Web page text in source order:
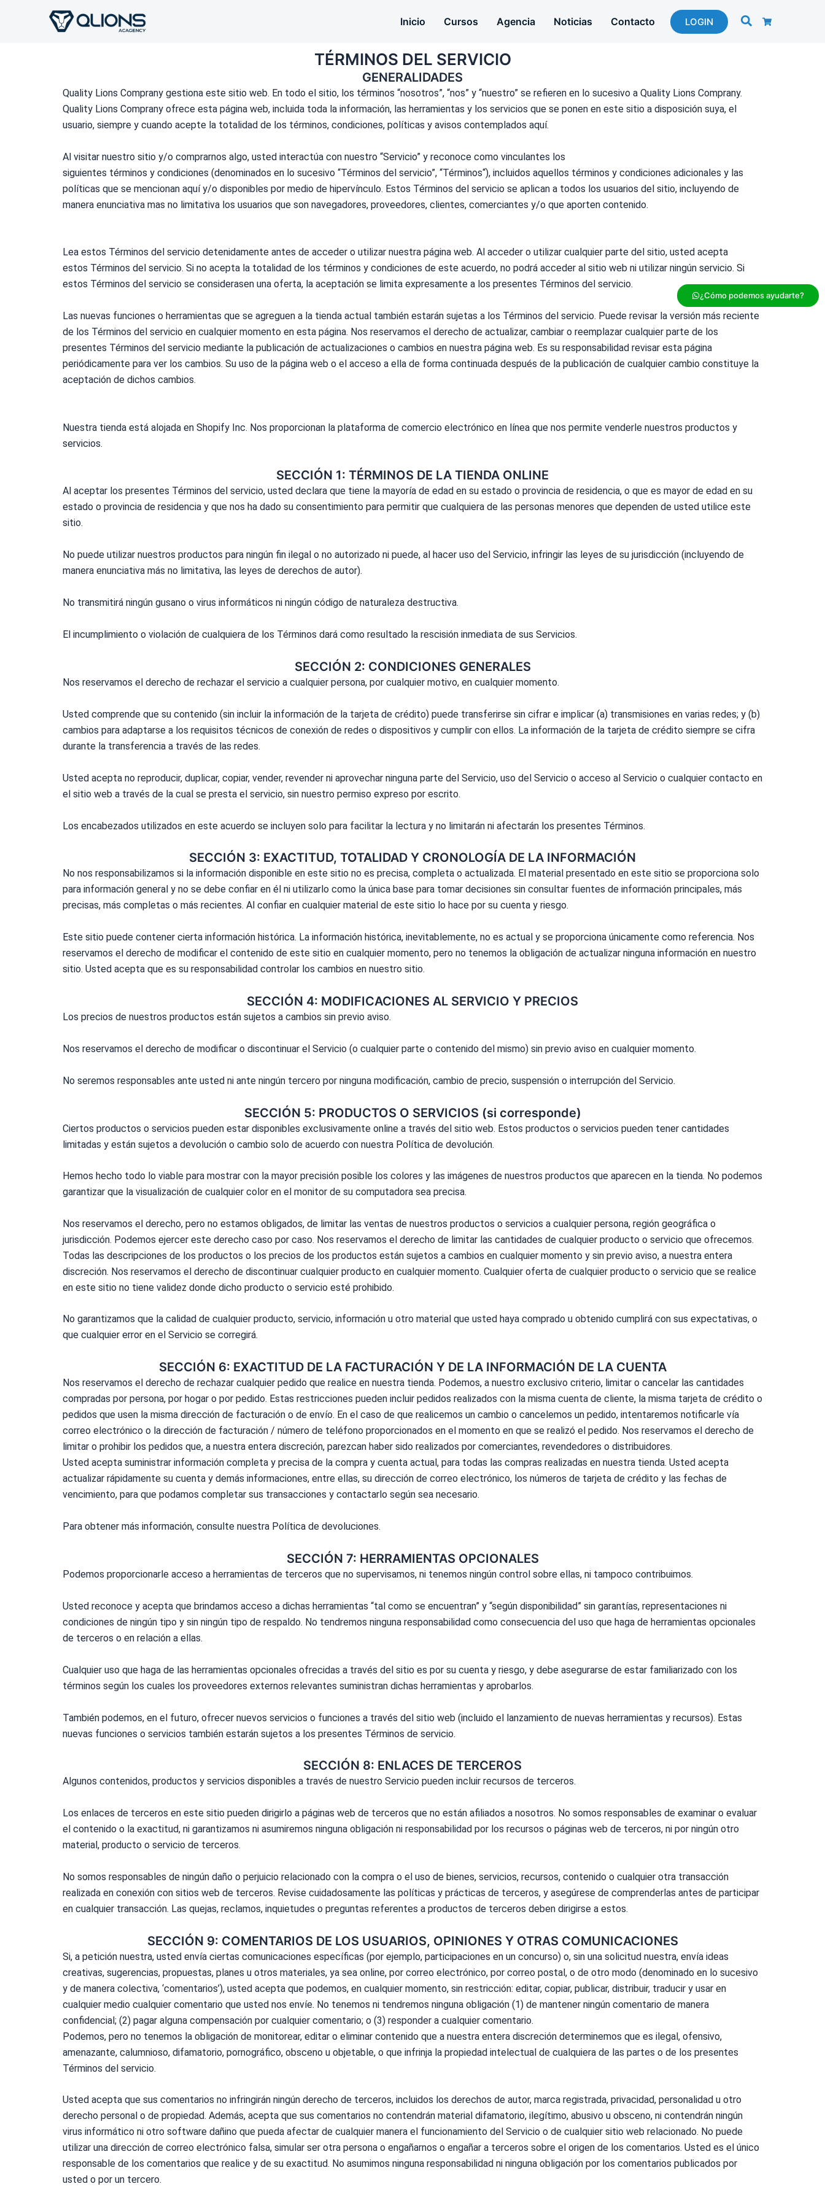
Inicio Cursos Agencia Noticias Contacto LOGIN
TÉRMINOS DEL SERVICIO
GENERALIDADES
Quality Lions Comprany gestiona este sitio web. En todo el sitio, los términos “nosotros”, “nos” y “nuestro” se refieren en lo sucesivo a Quality Lions Comprany.
Quality Lions Comprany ofrece esta página web, incluida toda la información, las herramientas y los servicios que se ponen en este sitio a disposición suya, el
usuario, siempre y cuando acepte la totalidad de los términos, condiciones, políticas y avisos contemplados aquí.
Al visitar nuestro sitio y/o comprarnos algo, usted interactúa con nuestro “Servicio” y reconoce como vinculantes los
siguientes términos y condiciones (denominados en lo sucesivo “Términos del servicio”, “Términos“), incluidos aquellos términos y condiciones adicionales y las
políticas que se mencionan aquí y/o disponibles por medio de hipervínculo. Estos Términos del servicio se aplican a todos los usuarios del sitio, incluyendo de
manera enunciativa mas no limitativa los usuarios que son navegadores, proveedores, clientes, comerciantes y/o que aporten contenido.
Lea estos Términos del servicio detenidamente antes de acceder o utilizar nuestra página web. Al acceder o utilizar cualquier parte del sitio, usted acepta
estos Términos del servicio. Si no acepta la totalidad de los términos y condiciones de este acuerdo, no podrá acceder al sitio web ni utilizar ningún servicio. Si
estos Términos del servicio se considerasen una oferta, la aceptación se limita expresamente a los presentes Términos del servicio.
Las nuevas funciones o herramientas que se agreguen a la tienda actual también estarán sujetas a los Términos del servicio. Puede revisar la versión más reciente
de los Términos del servicio en cualquier momento en esta página. Nos reservamos el derecho de actualizar, cambiar o reemplazar cualquier parte de los
presentes Términos del servicio mediante la publicación de actualizaciones o cambios en nuestra página web. Es su responsabilidad revisar esta página
periódicamente para ver los cambios. Su uso de la página web o el acceso a ella de forma continuada después de la publicación de cualquier cambio constituye la
aceptación de dichos cambios.
Nuestra tienda está alojada en Shopify Inc. Nos proporcionan la plataforma de comercio electrónico en línea que nos permite venderle nuestros productos y
servicios.
SECCIÓN 1: TÉRMINOS DE LA TIENDA ONLINE
Al aceptar los presentes Términos del servicio, usted declara que tiene la mayoría de edad en su estado o provincia de residencia, o que es mayor de edad en su
estado o provincia de residencia y que nos ha dado su consentimiento para permitir que cualquiera de las personas menores que dependen de usted utilice este
sitio.
No puede utilizar nuestros productos para ningún fin ilegal o no autorizado ni puede, al hacer uso del Servicio, infringir las leyes de su jurisdicción (incluyendo de
manera enunciativa más no limitativa, las leyes de derechos de autor).
No transmitirá ningún gusano o virus informáticos ni ningún código de naturaleza destructiva.
El incumplimiento o violación de cualquiera de los Términos dará como resultado la rescisión inmediata de sus Servicios.
SECCIÓN 2: CONDICIONES GENERALES
Nos reservamos el derecho de rechazar el servicio a cualquier persona, por cualquier motivo, en cualquier momento.
Usted comprende que su contenido (sin incluir la información de la tarjeta de crédito) puede transferirse sin cifrar e implicar (a) transmisiones en varias redes; y (b)
cambios para adaptarse a los requisitos técnicos de conexión de redes o dispositivos y cumplir con ellos. La información de la tarjeta de crédito siempre se cifra
durante la transferencia a través de las redes.
Usted acepta no reproducir, duplicar, copiar, vender, revender ni aprovechar ninguna parte del Servicio, uso del Servicio o acceso al Servicio o cualquier contacto en
el sitio web a través de la cual se presta el servicio, sin nuestro permiso expreso por escrito.
Los encabezados utilizados en este acuerdo se incluyen solo para facilitar la lectura y no limitarán ni afectarán los presentes Términos.
SECCIÓN 3: EXACTITUD, TOTALIDAD Y CRONOLOGÍA DE LA INFORMACIÓN
No nos responsabilizamos si la información disponible en este sitio no es precisa, completa o actualizada. El material presentado en este sitio se proporciona solo
para información general y no se debe confiar en él ni utilizarlo como la única base para tomar decisiones sin consultar fuentes de información principales, más
precisas, más completas o más recientes. Al confiar en cualquier material de este sitio lo hace por su cuenta y riesgo.
Este sitio puede contener cierta información histórica. La información histórica, inevitablemente, no es actual y se proporciona únicamente como referencia. Nos
reservamos el derecho de modificar el contenido de este sitio en cualquier momento, pero no tenemos la obligación de actualizar ninguna información en nuestro
sitio. Usted acepta que es su responsabilidad controlar los cambios en nuestro sitio.
SECCIÓN 4: MODIFICACIONES AL SERVICIO Y PRECIOS
Los precios de nuestros productos están sujetos a cambios sin previo aviso.
Nos reservamos el derecho de modificar o discontinuar el Servicio (o cualquier parte o contenido del mismo) sin previo aviso en cualquier momento.
No seremos responsables ante usted ni ante ningún tercero por ninguna modificación, cambio de precio, suspensión o interrupción del Servicio.
SECCIÓN 5: PRODUCTOS O SERVICIOS (si corresponde)
Ciertos productos o servicios pueden estar disponibles exclusivamente online a través del sitio web. Estos productos o servicios pueden tener cantidades
limitadas y están sujetos a devolución o cambio solo de acuerdo con nuestra Política de devolución.
Hemos hecho todo lo viable para mostrar con la mayor precisión posible los colores y las imágenes de nuestros productos que aparecen en la tienda. No podemos
garantizar que la visualización de cualquier color en el monitor de su computadora sea precisa.
Nos reservamos el derecho, pero no estamos obligados, de limitar las ventas de nuestros productos o servicios a cualquier persona, región geográfica o
jurisdicción. Podemos ejercer este derecho caso por caso. Nos reservamos el derecho de limitar las cantidades de cualquier producto o servicio que ofrecemos.
Todas las descripciones de los productos o los precios de los productos están sujetos a cambios en cualquier momento y sin previo aviso, a nuestra entera
discreción. Nos reservamos el derecho de discontinuar cualquier producto en cualquier momento. Cualquier oferta de cualquier producto o servicio que se realice
en este sitio no tiene validez donde dicho producto o servicio esté prohibido.
No garantizamos que la calidad de cualquier producto, servicio, información u otro material que usted haya comprado u obtenido cumplirá con sus expectativas, o
que cualquier error en el Servicio se corregirá.
SECCIÓN 6: EXACTITUD DE LA FACTURACIÓN Y DE LA INFORMACIÓN DE LA CUENTA
Nos reservamos el derecho de rechazar cualquier pedido que realice en nuestra tienda. Podemos, a nuestro exclusivo criterio, limitar o cancelar las cantidades
compradas por persona, por hogar o por pedido. Estas restricciones pueden incluir pedidos realizados con la misma cuenta de cliente, la misma tarjeta de crédito o
pedidos que usen la misma dirección de facturación o de envío. En el caso de que realicemos un cambio o cancelemos un pedido, intentaremos notificarle vía
correo electrónico o la dirección de facturación / número de teléfono proporcionados en el momento en que se realizó el pedido. Nos reservamos el derecho de
limitar o prohibir los pedidos que, a nuestra entera discreción, parezcan haber sido realizados por comerciantes, revendedores o distribuidores.
Usted acepta suministrar información completa y precisa de la compra y cuenta actual, para todas las compras realizadas en nuestra tienda. Usted acepta
actualizar rápidamente su cuenta y demás informaciones, entre ellas, su dirección de correo electrónico, los números de tarjeta de crédito y las fechas de
vencimiento, para que podamos completar sus transacciones y contactarlo según sea necesario.
Para obtener más información, consulte nuestra Política de devoluciones.
SECCIÓN 7: HERRAMIENTAS OPCIONALES
Podemos proporcionarle acceso a herramientas de terceros que no supervisamos, ni tenemos ningún control sobre ellas, ni tampoco contribuimos.
Usted reconoce y acepta que brindamos acceso a dichas herramientas “tal como se encuentran” y “según disponibilidad” sin garantías, representaciones ni
condiciones de ningún tipo y sin ningún tipo de respaldo. No tendremos ninguna responsabilidad como consecuencia del uso que haga de herramientas opcionales
de terceros o en relación a ellas.
Cualquier uso que haga de las herramientas opcionales ofrecidas a través del sitio es por su cuenta y riesgo, y debe asegurarse de estar familiarizado con los
términos según los cuales los proveedores externos relevantes suministran dichas herramientas y aprobarlos.
También podemos, en el futuro, ofrecer nuevos servicios o funciones a través del sitio web (incluido el lanzamiento de nuevas herramientas y recursos). Estas
nuevas funciones o servicios también estarán sujetos a los presentes Términos de servicio.
SECCIÓN 8: ENLACES DE TERCEROS
Algunos contenidos, productos y servicios disponibles a través de nuestro Servicio pueden incluir recursos de terceros.
Los enlaces de terceros en este sitio pueden dirigirlo a páginas web de terceros que no están afiliados a nosotros. No somos responsables de examinar o evaluar
el contenido o la exactitud, ni garantizamos ni asumiremos ninguna obligación ni responsabilidad por los recursos o páginas web de terceros, ni por ningún otro
material, producto o servicio de terceros.
No somos responsables de ningún daño o perjuicio relacionado con la compra o el uso de bienes, servicios, recursos, contenido o cualquier otra transacción
realizada en conexión con sitios web de terceros. Revise cuidadosamente las políticas y prácticas de terceros, y asegúrese de comprenderlas antes de participar
en cualquier transacción. Las quejas, reclamos, inquietudes o preguntas referentes a productos de terceros deben dirigirse a estos.
SECCIÓN 9: COMENTARIOS DE LOS USUARIOS, OPINIONES Y OTRAS COMUNICACIONES
Si, a petición nuestra, usted envía ciertas comunicaciones específicas (por ejemplo, participaciones en un concurso) o, sin una solicitud nuestra, envía ideas
creativas, sugerencias, propuestas, planes u otros materiales, ya sea online, por correo electrónico, por correo postal, o de otro modo (denominado en lo sucesivo
y de manera colectiva, ‘comentarios’), usted acepta que podemos, en cualquier momento, sin restricción: editar, copiar, publicar, distribuir, traducir y usar en
cualquier medio cualquier comentario que usted nos envíe. No tenemos ni tendremos ninguna obligación (1) de mantener ningún comentario de manera
confidencial; (2) pagar alguna compensación por cualquier comentario; o (3) responder a cualquier comentario.
Podemos, pero no tenemos la obligación de monitorear, editar o eliminar contenido que a nuestra entera discreción determinemos que es ilegal, ofensivo,
amenazante, calumnioso, difamatorio, pornográfico, obsceno u objetable, o que infrinja la propiedad intelectual de cualquiera de las partes o de los presentes
Términos del servicio.
Usted acepta que sus comentarios no infringirán ningún derecho de terceros, incluidos los derechos de autor, marca registrada, privacidad, personalidad u otro
derecho personal o de propiedad. Además, acepta que sus comentarios no contendrán material difamatorio, ilegítimo, abusivo u obsceno, ni contendrán ningún
virus informático ni otro software dañino que pueda afectar de cualquier manera el funcionamiento del Servicio o de cualquier sitio web relacionado. No puede
utilizar una dirección de correo electrónico falsa, simular ser otra persona o engañarnos o engañar a terceros sobre el origen de los comentarios. Usted es el único
responsable de los comentarios que realice y de su exactitud. No asumimos ninguna responsabilidad ni ninguna obligación por los comentarios publicados por
usted o por un tercero.
¿Cómo podemos ayudarte?